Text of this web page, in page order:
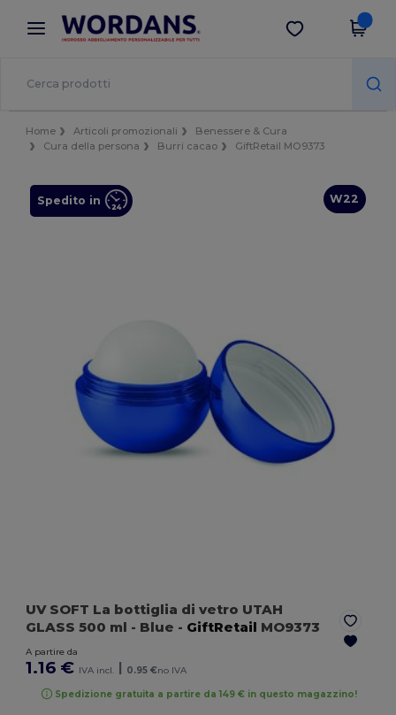
× App Wordans
Prezzi migliori sull'app!
Scarica app
Home Articoli promozionali
Benessere & Cura
Cura della persona
Burri cacao GiftRetail MO9373
W22
Spedito in
UV SOFT La bottiglia di vetro UTAH
GLASS 500 ml - Blue - GiftRetail MO9373
A partire da
1.16 € IVA incl. | 0.95 €no IVA
Spedizione gratuita a partire da 149 € in questo magazzino!